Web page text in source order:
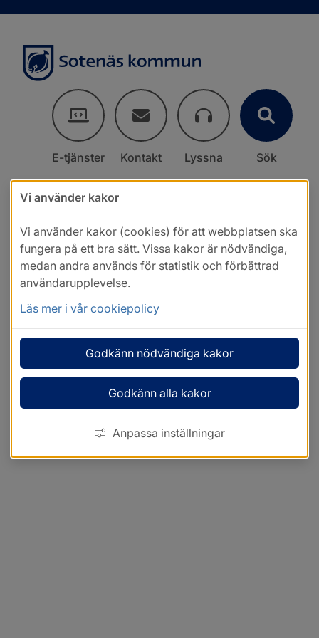
E-tjänster Kontakt Lyssna Sök
Vi använder kakor
Vi använder kakor (cookies) för att webbplatsen ska
fungera på ett bra sätt. Vissa kakor är nödvändiga,
medan andra används för statistik och förbättrad
användarupplevelse.
Läs mer i vår cookiepolicy
Godkänn nödvändiga kakor
Godkänn alla kakor
Anpassa inställningar